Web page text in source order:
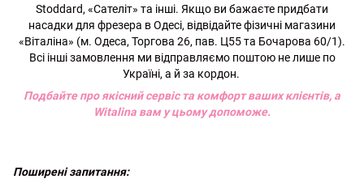
Stoddard, «Сателіт» та інші. Якщо ви бажаєте придбати
насадки для фрезера в Одесі, відвідайте фізичні магазини
«Віталіна» (м. Одеса, Торгова 26, пав. Ц55 та Бочарова 60/1).
Всі інші замовлення ми відправляємо поштою не лише по
Україні, а й за кордон.
Подбайте про якісний сервіс та комфорт ваших клієнтів, а
Witalina вам у цьому допоможе.
Поширені запитання: